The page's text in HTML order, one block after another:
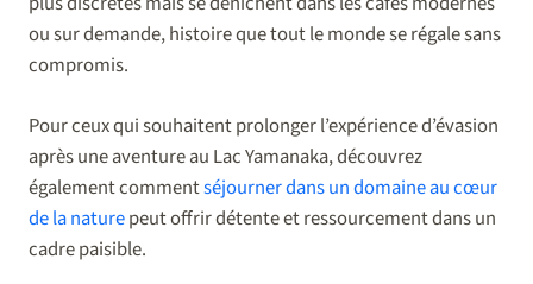
ou sur demande, histoire que tout le monde se régale sans
compromis.
Pour ceux qui souhaitent prolonger l’expérience d’évasion
après une aventure au Lac Yamanaka, découvrez
également commentséjourner dans un domaine au cœur
de la naturepeut offrir détente et ressourcement dans un
cadre paisible.